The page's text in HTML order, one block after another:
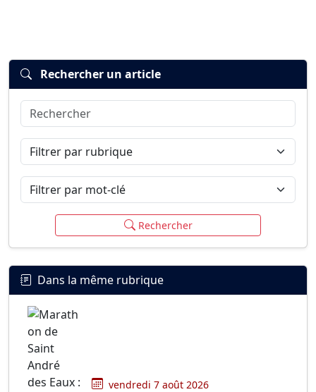
Connexion
Rechercher un article
Rechercher
Filtrer par rubrique
Filtrer par mot-clé
Rechercher
Dans la même rubrique
vendredi 7 août 2026